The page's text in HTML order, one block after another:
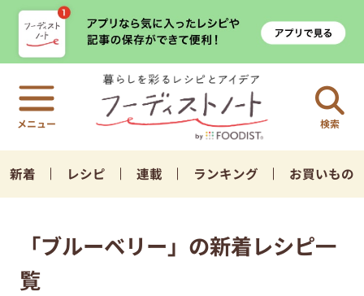
検索
新着 レシピ 連載 ランキング お買いもの
「ブルーベリー」の新着レシピ一
覧